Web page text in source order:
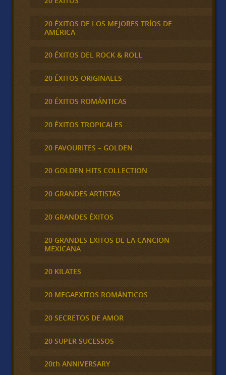
20 ÉXITOS DE LOS MEJORES TRÍOS DE
AMÉRICA
20 ÉXITOS DEL ROCK & ROLL
20 ÉXITOS ORIGINALES
20 ÉXITOS ROMÁNTICAS
20 ÉXITOS TROPICALES
20 FAVOURITES – GOLDEN
20 GOLDEN HITS COLLECTION
20 GRANDES ARTISTAS
20 GRANDES ÉXITOS
20 GRANDES EXITOS DE LA CANCION
MEXICANA
20 KILATES
20 MEGAEXITOS ROMÁNTICOS
20 SECRETOS DE AMOR
20 SUPER SUCESSOS
20th ANNIVERSARY